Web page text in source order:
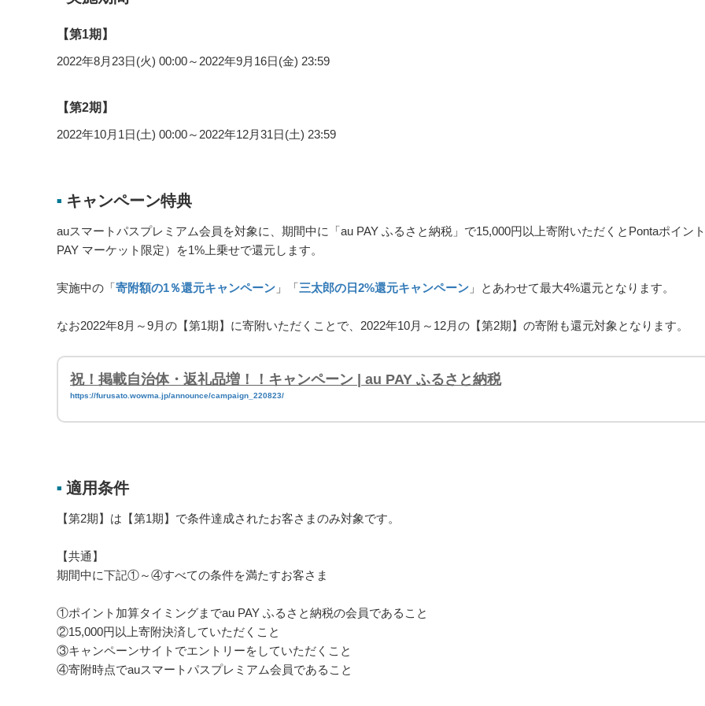
【第1期】
2022年8月23日(火) 00:00～2022年9月16日(金) 23:59
【第2期】
2022年10月1日(土) 00:00～2022年12月31日(土) 23:59
■ キャンペーン特典
auスマートパスプレミアム会員を対象に、期間中に「au PAY ふるさと納税」で15,000円以上寄附いただくとPontaポイン
PAY マーケット限定）を1%上乗せで還元します。
実施中の「寄附額の1％還元キャンペーン 」「三太郎の日2%還元キャンペーン 」とあわせて最大4%還元となります。
なお2022年8月～9月の【第1期】に寄附いただくことで、2022年10月～12月の【第2期】の寄附も還元対象となります。
祝！掲載自治体・返礼品増！！キャンペーン | au PAY ふるさと納税
https://furusato.wowma.jp/announce/campaign_220823/
■ 適用条件
【第2期】は【第1期】で条件達成されたお客さまのみ対象です。
【共通】
期間中に下記①～④すべての条件を満たすお客さま
①ポイント加算タイミングまでau PAY ふるさと納税の会員であること
②15,000円以上寄附決済していただくこと
③キャンペーンサイトでエントリーをしていただくこと
④寄附時点でauスマートパスプレミアム会員であること